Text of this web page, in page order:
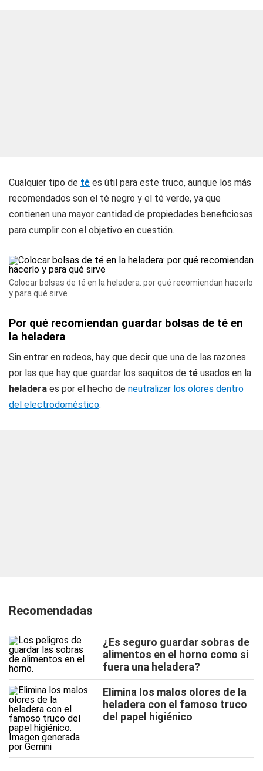
Cualquier tipo de té es útil para este truco, aunque los más
recomendados son el té negro y el té verde, ya que
contienen una mayor cantidad de propiedades beneficiosas
para cumplir con el objetivo en cuestión.
Colocar bolsas de té en la heladera: por qué recomiendan hacerlo
y para qué sirve
Por qué recomiendan guardar bolsas de té en
la heladera
Sin entrar en rodeos, hay que decir que una de las razones
por las que hay que guardar los saquitos de té usados en la
heladera es por el hecho de neutralizar los olores dentro
del electrodoméstico.
Recomendadas
¿Es seguro guardar sobras de
alimentos en el horno como si
fuera una heladera?
Elimina los malos olores de la
heladera con el famoso truco
del papel higiénico